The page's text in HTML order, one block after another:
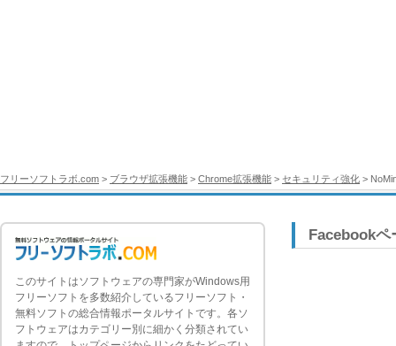
フリーソフトラボ.com > ブラウザ拡張機能 > Chrome拡張機能 > セキュリティ強化 >
このサイトはソフトウェアの専門家がWindows用
フリーソフトを多数紹介しているフリーソフト・
無料ソフトの総合情報ポータルサイトです。各ソ
フトウェアはカテゴリー別に細かく分類されてい
Facebookペ